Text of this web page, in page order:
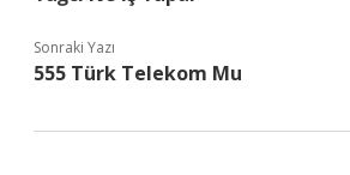
Sonraki Yazı
555 Türk Telekom Mu